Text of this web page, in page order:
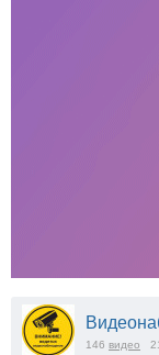
146 видео